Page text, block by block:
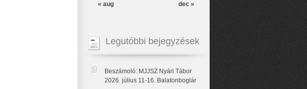
« aug dec »
Legutóbbi bejegyzések
Beszámoló: MJJSZ Nyári Tábor
2026. július 11-16. Balatonboglár